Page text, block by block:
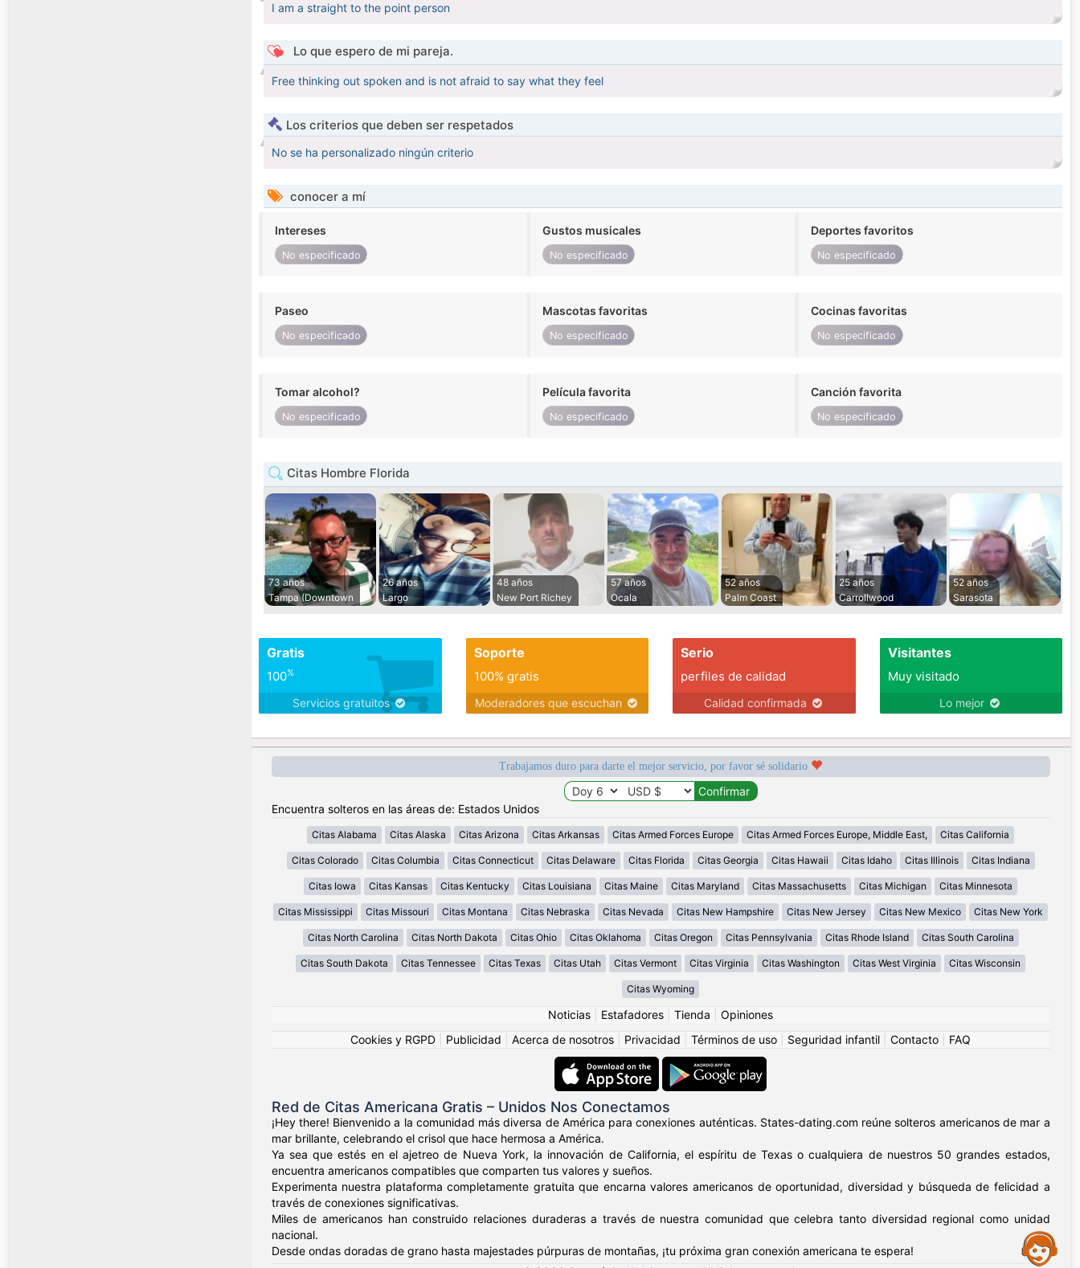
I am a straight to the point person
Lo que espero de mi pareja.
Free thinking out spoken and is not afraid to say what they feel
Los criterios que deben ser respetados
No se ha personalizado ningún criterio
conocer a mí
Intereses
No especificado
Gustos musicales
No especificado
Deportes favoritos
No especificado
Paseo
No especificado
Mascotas favoritas
No especificado
Cocinas favoritas
No especificado
Tomar alcohol?
No especificado
Película favorita
No especificado
Canción favorita
No especificado
Citas Hombre Florida
73 años
Tampa (Downtown
26 años
Largo
48 años
New Port Richey
57 años
Ocala
52 años
Palm Coast
25 años
Carrollwood
52 años
Sarasota
Gratis
100%
Servicios gratuitos
Soporte
100% gratis
Moderadores que escuchan
Serio
perfiles de calidad
Calidad confirmada
Visitantes
Muy visitado
Lo mejor
Trabajamos duro para darte el mejor servicio, por favor sé solidario
Encuentra solteros en las áreas de: Estados Unidos
Citas Alabama Citas Alaska Citas Arizona Citas Arkansas Citas Armed Forces Europe Citas Armed Forces Europe, Middle East, Citas California
Citas Colorado Citas Columbia Citas Connecticut Citas Delaware Citas Florida Citas Georgia Citas Hawaii Citas Idaho Citas Illinois Citas Indiana
Citas Iowa Citas Kansas Citas Kentucky Citas Louisiana Citas Maine Citas Maryland Citas Massachusetts Citas Michigan Citas Minnesota
Citas Mississippi Citas Missouri Citas Montana Citas Nebraska Citas Nevada Citas New Hampshire Citas New Jersey Citas New Mexico Citas New York
Citas North Carolina Citas North Dakota Citas Ohio Citas Oklahoma Citas Oregon Citas Pennsylvania Citas Rhode Island Citas South Carolina
Citas South Dakota Citas Tennessee Citas Texas Citas Utah Citas Vermont Citas Virginia Citas Washington Citas West Virginia Citas Wisconsin
Citas Wyoming
Noticias Estafadores Tienda
Opiniones
Cookies y RGPD
Publicidad Acerca de nosotros Privacidad Términos de uso Seguridad infantil Contacto FAQ
Red de Citas Americana Gratis – Unidos Nos Conectamos
¡Hey there! Bienvenido a la comunidad más diversa de América para conexiones auténticas. States-dating.com reúne solteros americanos de mar a
mar brillante, celebrando el crisol que hace hermosa a América.
Ya sea que estés en el ajetreo de Nueva York, la innovación de California, el espíritu de Texas o cualquiera de nuestros 50 grandes estados,
encuentra americanos compatibles que comparten tus valores y sueños.
Experimenta nuestra plataforma completamente gratuita que encarna valores americanos de oportunidad, diversidad y búsqueda de felicidad a
través de conexiones significativas.
Miles de americanos han construido relaciones duraderas a través de nuestra comunidad que celebra tanto diversidad regional como unidad
nacional.
Desde ondas doradas de grano hasta majestades púrpuras de montañas, ¡tu próxima gran conexión americana te espera!